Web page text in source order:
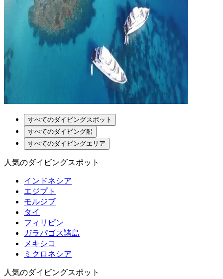
すべてのダイビングスポット
すべてのダイビング船
すべてのダイビングエリア
人気のダイビングスポット
インドネシア
エジプト
モルジブ
タイ
フィリピン
ガラパゴス諸島
メキシコ
ミクロネシア
人気のダイビングスポット